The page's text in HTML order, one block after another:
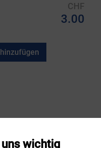
CHF
3.00
uns wichtig